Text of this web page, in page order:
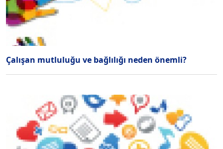
Çalışan mutluluğu ve bağlılığı neden önemli?